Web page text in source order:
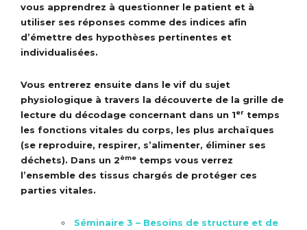
vous apprendrez à questionner le patient et à
utiliser ses réponses comme des indices afin
d’émettre des hypothèses pertinentes et
individualisées.
Vous entrerez ensuite dans le vif du sujet
physiologique à travers la découverte de la grille de
lecture du décodage concernant dans un 1er temps
les fonctions vitales du corps, les plus archaïques
(se reproduire, respirer, s’alimenter, éliminer ses
déchets). Dans un 2ème temps vous verrez
l’ensemble des tissus chargés de protéger ces
parties vitales.
Séminaire 3 – Besoins de structure et de